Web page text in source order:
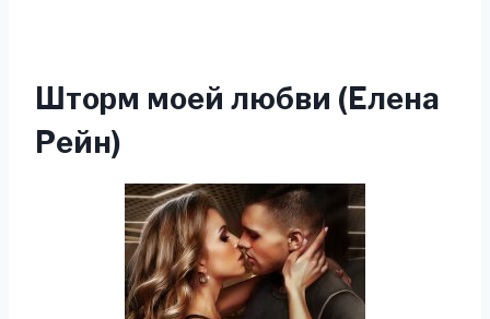
Шторм моей любви (Елена
Рейн)